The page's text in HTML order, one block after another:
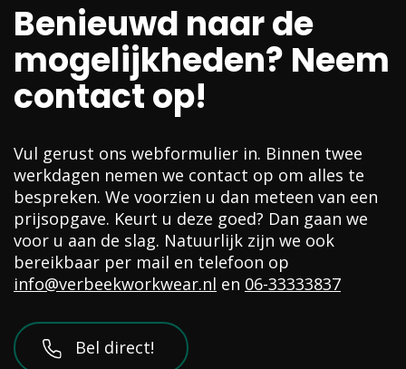
Benieuwd naar de
mogelijkheden? Neem
contact op!
Vul gerust ons webformulier in. Binnen twee
werkdagen nemen we contact op om alles te
bespreken. We voorzien u dan meteen van een
prijsopgave. Keurt u deze goed? Dan gaan we
voor u aan de slag. Natuurlijk zijn we ook
bereikbaar per mail en telefoon op
info@verbeekworkwear.nl en 06-33333837
Bel direct!